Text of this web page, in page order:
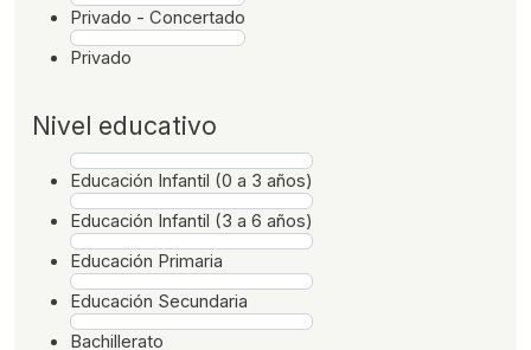
Privado - Concertado
Privado
Nivel educativo
Educación Infantil (0 a 3 años)
Educación Infantil (3 a 6 años)
Educación Primaria
Educación Secundaria
Bachillerato